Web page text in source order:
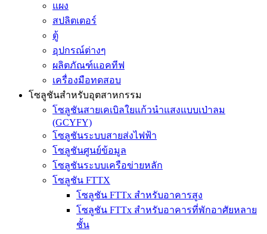
แผง
สปลิตเตอร์
ตู้
อุปกรณ์ต่างๆ
ผลิตภัณฑ์แอคทีฟ
เครื่องมือทดสอบ
โซลูชันสำหรับอุตสาหกรรม
โซลูชันสายเคเบิลใยแก้วนำแสงแบบเป่าลม
(GCYFY)
โซลูชันระบบสายส่งไฟฟ้า
โซลูชันศูนย์ข้อมูล
โซลูชันระบบเครือข่ายหลัก
โซลูชัน FTTX
โซลูชัน FTTx สำหรับอาคารสูง
โซลูชัน FTTx สำหรับอาคารที่พักอาศัยหลาย
ชั้น